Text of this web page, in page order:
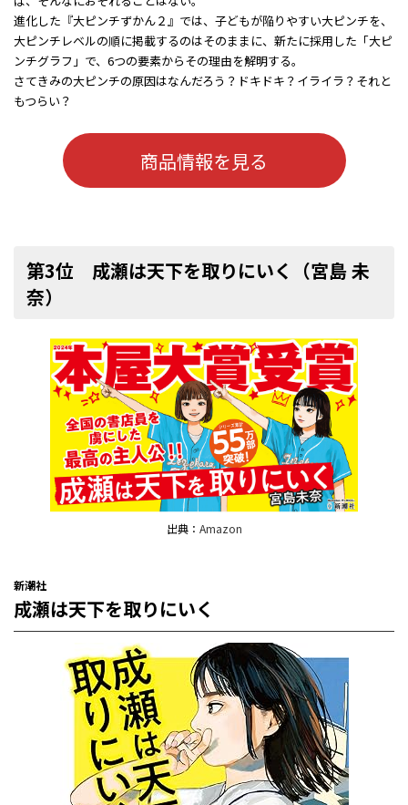
進化した『大ピンチずかん２』では、子どもが陥りやすい大ピンチを、
大ピンチレベルの順に掲載するのはそのままに、新たに採用した「大ピ
ンチグラフ」で、6つの要素からその理由を解明する。
さてきみの大ピンチの原因はなんだろう？ドキドキ？イライラ？それと
もつらい？
商品情報を見る
第3位 成瀬は天下を取りにいく（宮島 未
奈）
出典： Amazon
新潮社
成瀬は天下を取りにいく